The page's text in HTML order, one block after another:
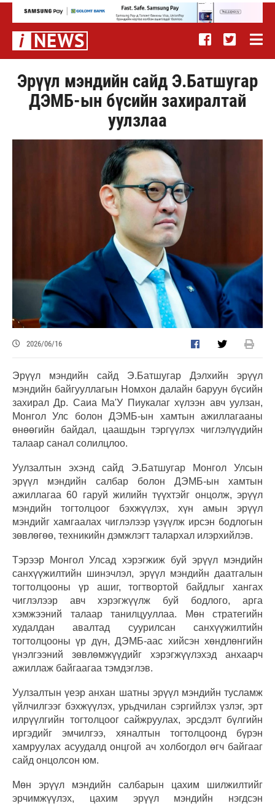
Эрүүл мэндийн сайд Э.Батшугар
ДЭМБ-ын бүсийн захиралтай
уулзлаа
2026/06/16
Эрүүл мэндийн сайд Э.Батшугар Дэлхийн эрүүл
мэндийн байгууллагын Номхон далайн баруун бүсийн
захирал Др. Саиа Ма'У Пиукалаг хүлээн авч уулзан,
Монгол Улс болон ДЭМБ-ын хамтын ажиллагааны
өнөөгийн байдал, цаашдын тэргүүлэх чиглэлүүдийн
талаар санал солилцлоо.
Уулзалтын эхэнд сайд Э.Батшугар Монгол Улсын
эрүүл мэндийн салбар болон ДЭМБ-ын хамтын
ажиллагаа 60 гаруй жилийн түүхтэйг онцолж, эрүүл
мэндийн тогтолцоог бэхжүүлэх, хүн амын эрүүл
мэндийг хамгаалах чиглэлээр үзүүлж ирсэн бодлогын
зөвлөгөө, техникийн дэмжлэгт талархал илэрхийлэв.
Тэрээр Монгол Улсад хэрэгжиж буй эрүүл мэндийн
санхүүжилтийн шинэчлэл, эрүүл мэндийн даатгалын
тогтолцооны үр ашиг, тогтвортой байдлыг хангах
чиглэлээр авч хэрэгжүүлж буй бодлого, арга
хэмжээний талаар танилцууллаа. Мөн стратегийн
худалдан авалтад суурилсан санхүүжилтийн
тогтолцооны үр дүн, ДЭМБ-аас хийсэн хөндлөнгийн
үнэлгээний зөвлөмжүүдийг хэрэгжүүлэхэд анхаарч
ажиллаж байгаагаа тэмдэглэв.
Уулзалтын үеэр анхан шатны эрүүл мэндийн тусламж
үйлчилгээг бэхжүүлэх, урьдчилан сэргийлэх үзлэг, эрт
илрүүлгийн тогтолцоог сайжруулах, эрсдэлт бүлгийн
иргэдийг эмчилгээ, хяналтын тогтолцоонд бүрэн
хамруулах асуудалд онцгой ач холбогдол өгч байгааг
сайд онцолсон юм.
Мөн эрүүл мэндийн салбарын цахим шилжилтийг
эрчимжүүлэх, цахим эрүүл мэндийн нэгдсэн